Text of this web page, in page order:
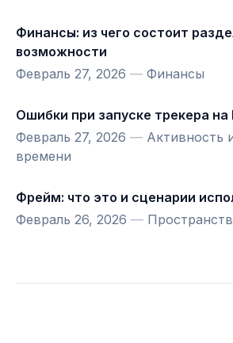
Финансы: из чего состоит
возможности
Февраль 27, 2026 — Финансы
Ошибки при запуске трекера на
Февраль 27, 2026 — Активность
времени
Фрейм: что это и сценарии
Февраль 26, 2026 —